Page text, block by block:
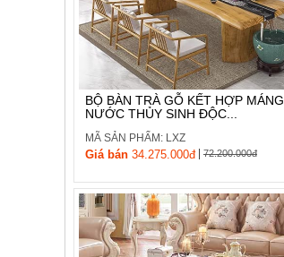
BỘ BÀN TRÀ GỖ KẾT HỢP MÁNG
NƯỚC THỦY SINH ĐỘC...
MÃ SẢN PHẨM: LXZ
Giá bán 34.275.000đ| 72.200.000đ